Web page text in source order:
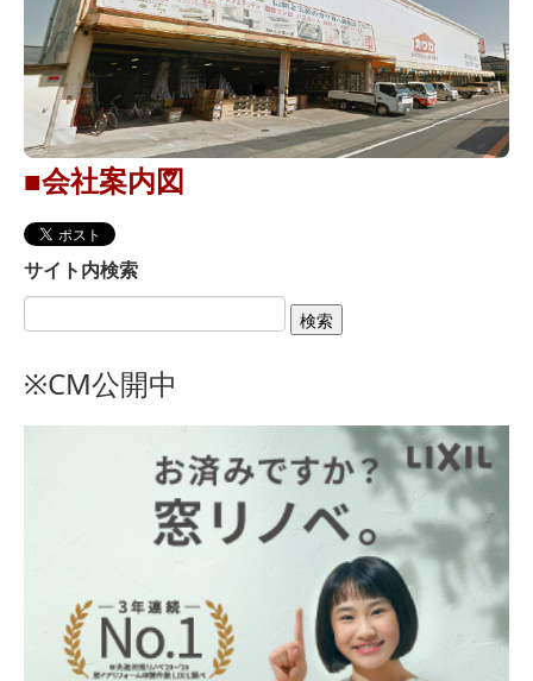
お問い合せ
企画室ブログ
キャンペーン
■会社案内図
サイト内検索
※CM公開中